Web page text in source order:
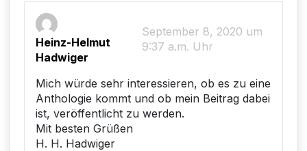
Heinz-Helmut
Hadwiger
September 8, 2020 um
9:37 a.m. Uhr
Mich würde sehr interessieren, ob es zu eine
Anthologie kommt und ob mein Beitrag dabei
ist, veröffentlicht zu werden.
Mit besten Grüßen
H. H. Hadwiger